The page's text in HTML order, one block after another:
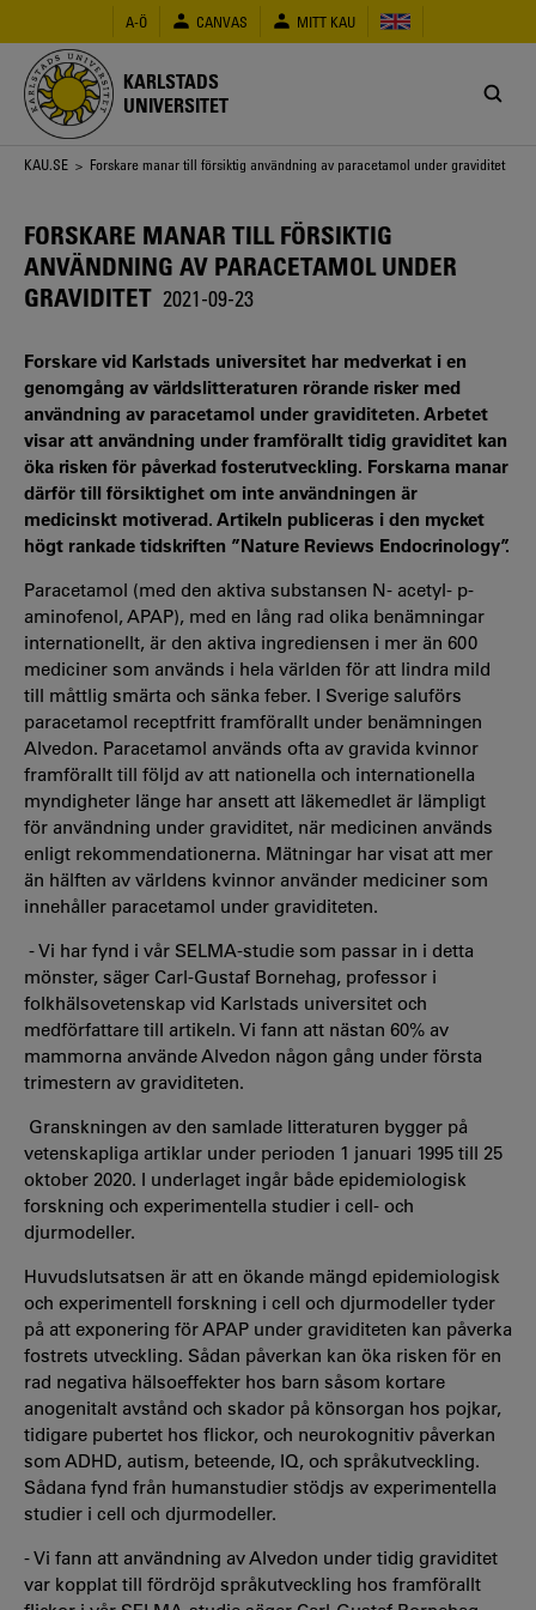
huvudinnehåll
A-Ö CANVAS MITT KAU
KARLSTADS
UNIVERSITET
Länkstig
KAU.SE > Forskare manar till försiktig användning av paracetamol under graviditet
FORSKARE MANAR TILL FÖRSIKTIG
ANVÄNDNING AV PARACETAMOL UNDER
GRAVIDITET 2021-09-23
Forskare vid Karlstads universitet har medverkat i en
genomgång av världslitteraturen rörande risker med
användning av paracetamol under graviditeten. Arbetet
visar att användning under framförallt tidig graviditet kan
öka risken för påverkad fosterutveckling. Forskarna manar
därför till försiktighet om inte användningen är
medicinskt motiverad. Artikeln publiceras i den mycket
högt rankade tidskriften ”Nature Reviews Endocrinology”.
Paracetamol (med den aktiva substansen N- acetyl- p-
aminofenol, APAP), med en lång rad olika benämningar
internationellt, är den aktiva ingrediensen i mer än 600
mediciner som används i hela världen för att lindra mild
till måttlig smärta och sänka feber. I Sverige saluförs
paracetamol receptfritt framförallt under benämningen
Alvedon. Paracetamol används ofta av gravida kvinnor
framförallt till följd av att nationella och internationella
myndigheter länge har ansett att läkemedlet är lämpligt
för användning under graviditet, när medicinen används
enligt rekommendationerna. Mätningar har visat att mer
än hälften av världens kvinnor använder mediciner som
innehåller paracetamol under graviditeten.
-Vi har fynd i vår SELMA-studie som passar in i detta
mönster, säger Carl-Gustaf Bornehag, professor i
folkhälsovetenskap vid Karlstads universitet och
medförfattare till artikeln. Vi fann att nästan 60% av
mammorna använde Alvedon någon gång under första
trimestern av graviditeten.
Granskningen av den samlade litteraturen bygger på
vetenskapliga artiklar under perioden 1 januari 1995 till 25
oktober 2020. I underlaget ingår både epidemiologisk
forskning och experimentella studier i cell- och
djurmodeller.
Huvudslutsatsen är att en ökande mängd epidemiologisk
och experimentell forskning i cell och djurmodeller tyder
på att exponering för APAP under graviditeten kan påverka
fostrets utveckling. Sådan påverkan kan öka risken för en
rad negativa hälsoeffekter hos barn såsom kortare
anogenitalt avstånd och skador på könsorgan hos pojkar,
tidigare pubertet hos flickor, och neurokognitiv påverkan
som ADHD, autism, beteende, IQ, och språkutveckling.
Sådana fynd från humanstudier stödjs av experimentella
studier i cell och djurmodeller.
-Vi fann att användning av Alvedon under tidig graviditet
var kopplat till fördröjd språkutveckling hos framförallt